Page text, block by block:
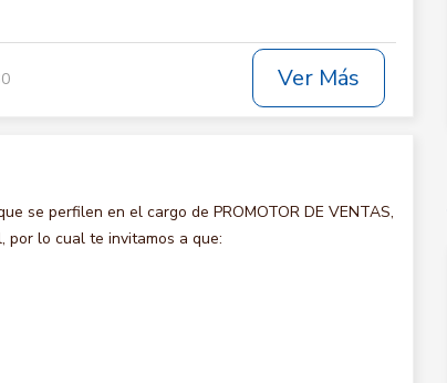
Ver Más
se perfilen en el cargo de PROMOTOR DE VENTAS,
por lo cual te invitamos a que: